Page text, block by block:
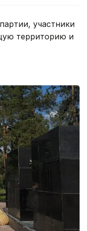
участники
территорию и